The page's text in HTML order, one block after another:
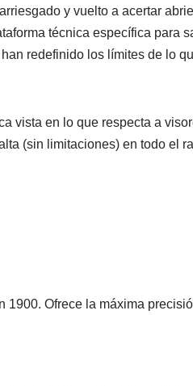
y vuelto a acertar
técnica específica para
redefinido los límites de lo
vista en lo que respecta a
(sin limitaciones) en todo el
Ofrece la máxima